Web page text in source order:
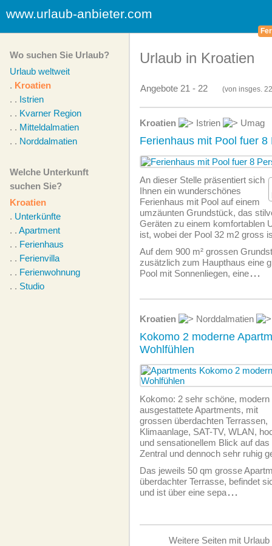
www.urlaub-anbieter.com
Wo suchen Sie Urlaub?
Urlaub weltweit
. Kroatien
. . Istrien
. . Kvarner Region
. . Mitteldalmatien
. . Norddalmatien
Welche Unterkunft
suchen Sie?
Kroatien
. Unterkünfte
. . Apartment
. . Ferienhaus
. . Ferienvilla
. . Ferienwohnung
. . Studio
Urlaub in Kroatien
Angebote 21 - 22 (von insges.
Kroatien Istrien Umag
Ferienhaus mit Pool fuer 8
An dieser Stelle präsentiert sich
Ihnen ein wunderschönes
Ferienhaus mit Pool auf einem
umzäunten Grundstück, das
Geräten zu einem komfortablen
ist, wobei der Pool 32 m2 gross
Auf dem 900 m² grossen
zusätzlich zum Haupthaus eine
Pool mit Sonnenliegen, eine...
Kroatien Norddalmatien
Kokomo 2 moderne
Wohlfühlen
Kokomo: 2 sehr schöne, modern
ausgestattete Apartments, mit
grossen überdachten Terrassen,
Klimaanlage, SAT-TV, WLAN,
und sensationellem Blick auf das
Zentral und dennoch sehr ruhig
Das jeweils 50 qm grosse
überdachter Terrasse, befindet
und ist über eine sepa...
Weitere Seiten mit Urlaub